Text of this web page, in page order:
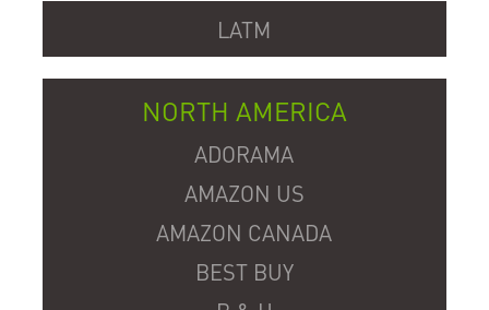
LATM
NORTH AMERICA
ADORAMA
AMAZON US
AMAZON CANADA
BEST BUY